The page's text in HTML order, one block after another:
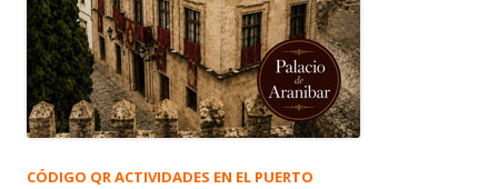
CÓDIGO QR ACTIVIDADES EN EL PUERTO